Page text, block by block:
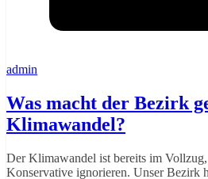
admin
Was macht der Bezirk
Klimawandel?
Der Klimawandel ist bereits im
Konservative ignorieren. Unser Bezirk